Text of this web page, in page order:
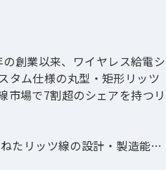
創業以来、ワイヤレス給電シ
タム仕様の丸型・矩形リッツ
市場で7割超のシェアを持つリ
たリッツ線の設計・製造能力